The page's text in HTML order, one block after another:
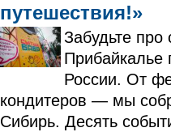
путешествия!»
Забудьте про
Прибайкалье
России. От
кондитеров — мы
Сибирь. Десять